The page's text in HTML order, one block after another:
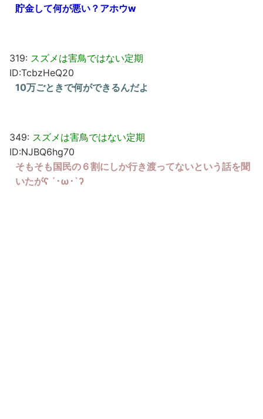
貯金して何が悪い？アホウw
319: スズメは害鳥ではない定期
ID:TcbzHeQ20
10万ごときで何ができるんだよ
349: スズメは害鳥ではない定期
ID:NJBQ6hg70
そもそも国民の６割にしか行き渡ってないという話を聞
いたがʕ ´･ω･`ʔ